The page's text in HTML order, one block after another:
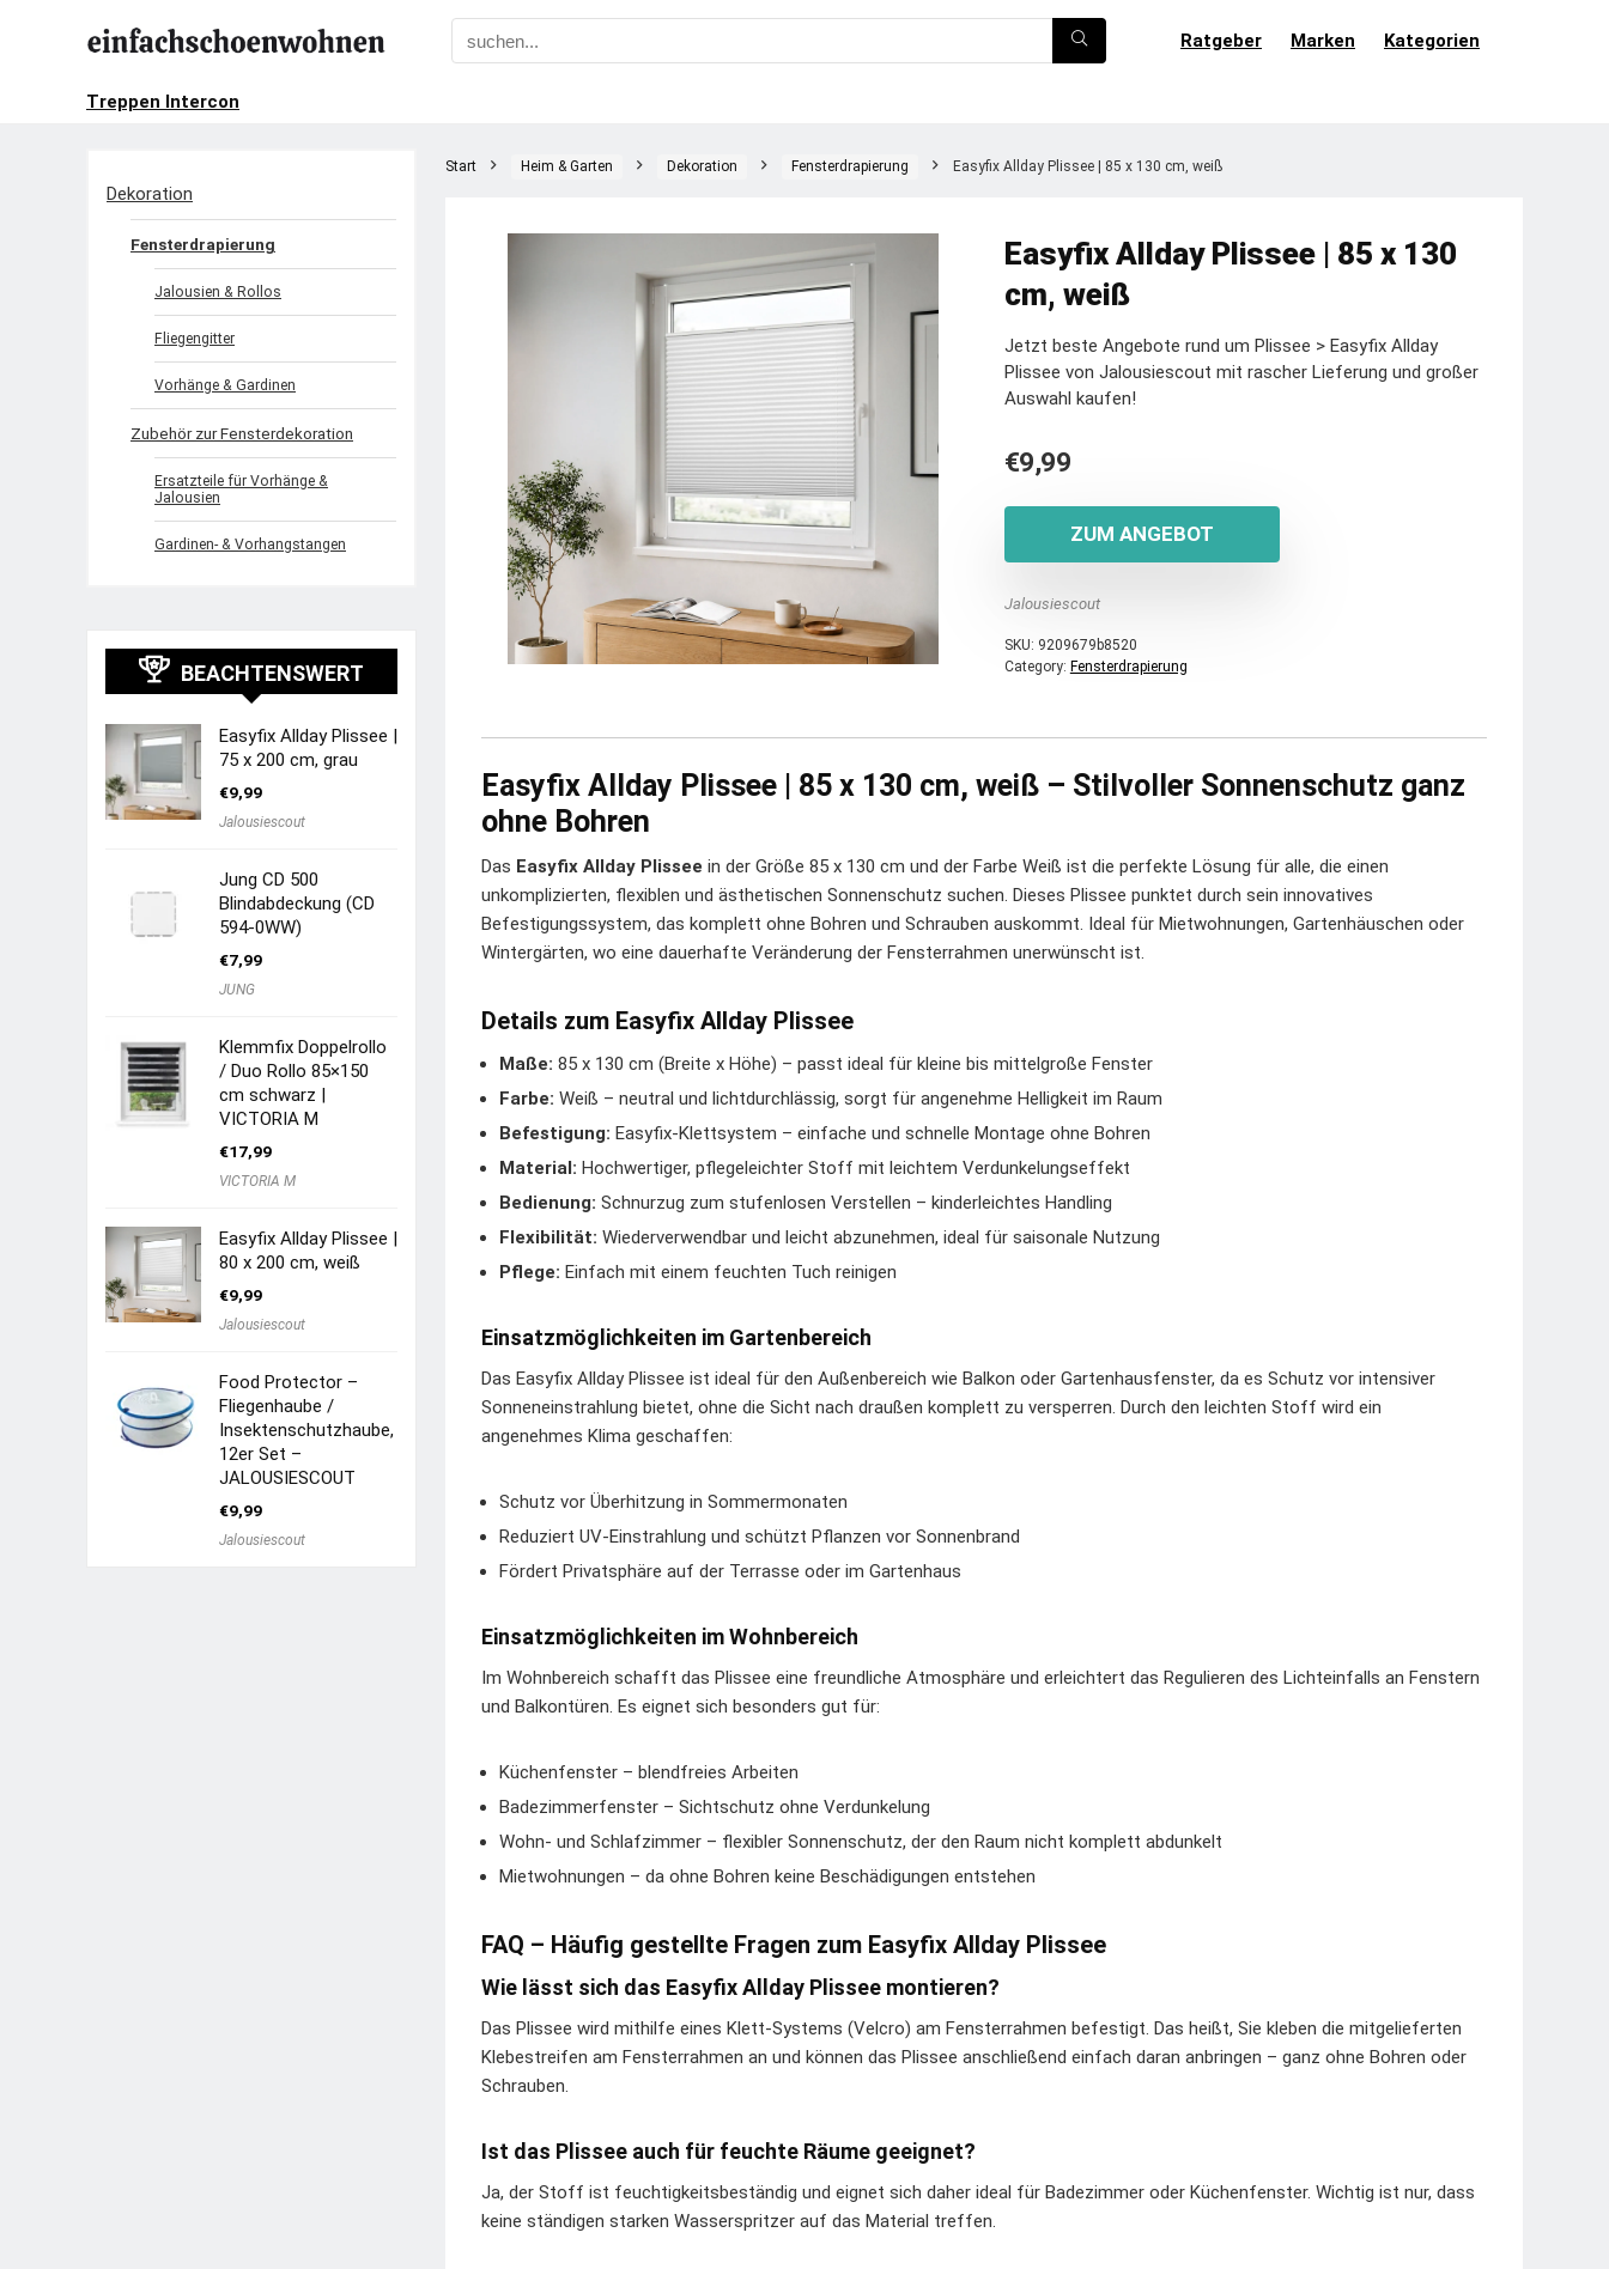
Ratgeber Marken Kategorien
Treppen Intercon
Start Heim & Garten Dekoration Fensterdrapierung Easyfix Allday Plissee | 85 x 130 cm, weiß
Easyfix Allday Plissee | 85 x 130
cm, weiß
Jetzt beste Angebote rund um Plissee > Easyfix Allday
Plissee von Jalousiescout mit rascher Lieferung und großer
Auswahl kaufen!
€9,99
ZUM ANGEBOT
Jalousiescout
SKU: 9209679b8520
Category: Fensterdrapierung
Easyfix Allday Plissee | 85 x 130 cm, weiß – Stilvoller Sonnenschutz ganz
ohne Bohren
Das Easyfix Allday Plissee in der Größe 85 x 130 cm und der Farbe Weiß ist die perfekte Lösung für alle, die einen
unkomplizierten, flexiblen und ästhetischen Sonnenschutz suchen. Dieses Plissee punktet durch sein innovatives
Befestigungssystem, das komplett ohne Bohren und Schrauben auskommt. Ideal für Mietwohnungen, Gartenhäuschen oder
Wintergärten, wo eine dauerhafte Veränderung der Fensterrahmen unerwünscht ist.
Details zum Easyfix Allday Plissee
Maße: 85 x 130 cm (Breite x Höhe) – passt ideal für kleine bis mittelgroße Fenster
Farbe: Weiß – neutral und lichtdurchlässig, sorgt für angenehme Helligkeit im Raum
Befestigung: Easyfix-Klettsystem – einfache und schnelle Montage ohne Bohren
Material: Hochwertiger, pflegeleichter Stoff mit leichtem Verdunkelungseffekt
Bedienung: Schnurzug zum stufenlosen Verstellen – kinderleichtes Handling
Flexibilität: Wiederverwendbar und leicht abzunehmen, ideal für saisonale Nutzung
Pflege: Einfach mit einem feuchten Tuch reinigen
Einsatzmöglichkeiten im Gartenbereich
Das Easyfix Allday Plissee ist ideal für den Außenbereich wie Balkon oder Gartenhausfenster, da es Schutz vor intensiver
Sonneneinstrahlung bietet, ohne die Sicht nach draußen komplett zu versperren. Durch den leichten Stoff wird ein
angenehmes Klima geschaffen:
Schutz vor Überhitzung in Sommermonaten
Reduziert UV-Einstrahlung und schützt Pflanzen vor Sonnenbrand
Fördert Privatsphäre auf der Terrasse oder im Gartenhaus
Einsatzmöglichkeiten im Wohnbereich
Im Wohnbereich schafft das Plissee eine freundliche Atmosphäre und erleichtert das Regulieren des Lichteinfalls an Fenstern
und Balkontüren. Es eignet sich besonders gut für:
Küchenfenster – blendfreies Arbeiten
Badezimmerfenster – Sichtschutz ohne Verdunkelung
Wohn- und Schlafzimmer – flexibler Sonnenschutz, der den Raum nicht komplett abdunkelt
Mietwohnungen – da ohne Bohren keine Beschädigungen entstehen
FAQ – Häufig gestellte Fragen zum Easyfix Allday Plissee
Wie lässt sich das Easyfix Allday Plissee montieren?
Das Plissee wird mithilfe eines Klett-Systems (Velcro) am Fensterrahmen befestigt. Das heißt, Sie kleben die mitgelieferten
Klebestreifen am Fensterrahmen an und können das Plissee anschließend einfach daran anbringen – ganz ohne Bohren oder
Schrauben.
Ist das Plissee auch für feuchte Räume geeignet?
Ja, der Stoff ist feuchtigkeitsbeständig und eignet sich daher ideal für Badezimmer oder Küchenfenster. Wichtig ist nur, dass
keine ständigen starken Wasserspritzer auf das Material treffen.
Dekoration
Fensterdrapierung
Jalousien & Rollos
Fliegengitter
Vorhänge & Gardinen
Zubehör zur Fensterdekoration
Ersatzteile für Vorhänge &
Jalousien
Gardinen- & Vorhangstangen
BEACHTENSWERT
Easyfix Allday Plissee |
75 x 200 cm, grau
€9,99
Jalousiescout
Jung CD 500
Blindabdeckung (CD
594-0WW)
€7,99
JUNG
Klemmfix Doppelrollo
/ Duo Rollo 85×150
cm schwarz |
VICTORIA M
€17,99
VICTORIA M
Easyfix Allday Plissee |
80 x 200 cm, weiß
€9,99
Jalousiescout
Food Protector –
Fliegenhaube /
Insektenschutzhaube,
12er Set –
JALOUSIESCOUT
€9,99
Jalousiescout